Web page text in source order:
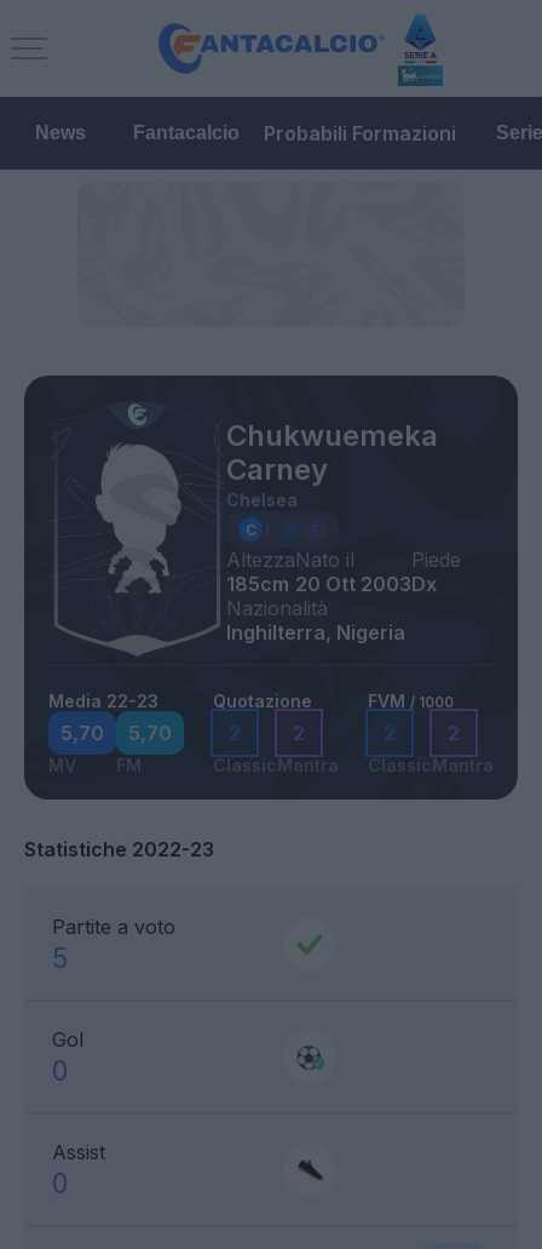
News Fantacalcio Probabili Formazioni
Chukwuemeka
Carney
Chelsea
Altezza
185cm
Nato il
20 Ott 2003
Piede
Dx
Nazionalità
Inghilterra, Nigeria
Media 22-23
5,70
MV
5,70
FM
Quotazione
2
Classic
2
Mantra
FVM / 1000
2
Classic
2
Mantra
Statistiche 2022-23
Partite a voto
5
Gol
0
Assist
0